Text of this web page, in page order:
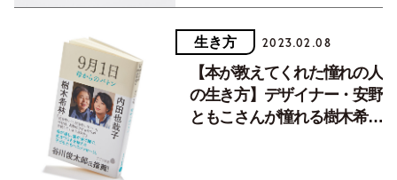
生き方 2023.02.08
【本が教えてくれた憧れの人
の生き方】デザイナー・安野
ともこさんが憧れる樹木希林